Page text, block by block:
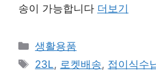
송이 가능합니다 더보기
카
테
생활용품
태
23L, 로켓배송, 접이식수